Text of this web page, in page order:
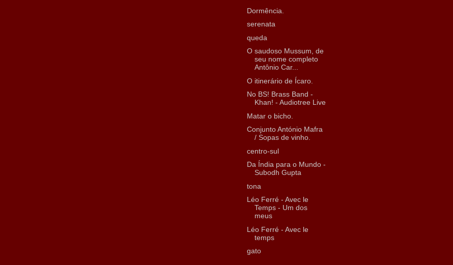
Dormência.
serenata
queda
O saudoso Mussum, de
seu nome completo
Antônio Car...
O itinerário de Ícaro.
No BS! Brass Band -
Khan! - Audiotree Live
Matar o bicho.
Conjunto António Mafra
/ Sopas de vinho.
centro-sul
Da Índia para o Mundo -
Subodh Gupta
tona
Léo Ferré - Avec le
Temps - Um dos
meus
Léo Ferré - Avec le
temps
gato